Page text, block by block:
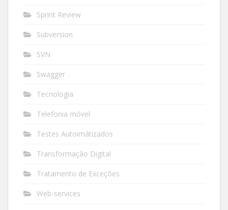
Sprint Review
Subversion
SVN
Swagger
Tecnologia
Telefonia móvel
Testes Autoimátizados
Transformação Digital
Tratamento de Exceções
Web-services